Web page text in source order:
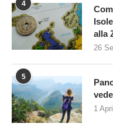
4
alla
26
5
1